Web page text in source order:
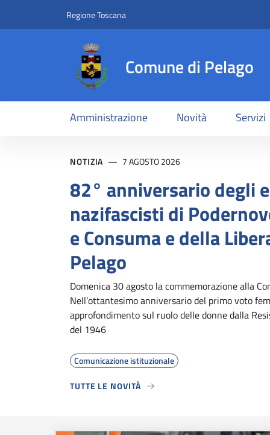
Comune di Pelago
Regione ToscanaSlim top
Comune di Pelago
Amministrazione Novità Servizi
Contenuti in
NOTIZIA 7 AGOSTO 2026
82° anniversario degli
nazifascisti di
e Consuma e della
Pelago
Domenica 30 agosto la commemorazione alla
Nell’ottantesimo anniversario del primo voto
approfondimento sul ruolo delle donne dalla
del 1946
Comunicazione istituzionale
TUTTE LE NOVITÀ